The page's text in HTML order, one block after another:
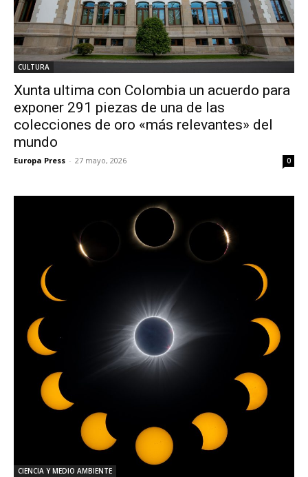
CULTURA
Xunta ultima con Colombia un acuerdo para
exponer 291 piezas de una de las
colecciones de oro «más relevantes» del
mundo
Europa Press - 27 mayo, 2026 0
CIENCIA Y MEDIO AMBIENTE